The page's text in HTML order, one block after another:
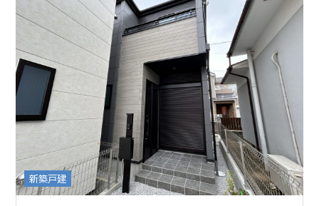
新築戸建